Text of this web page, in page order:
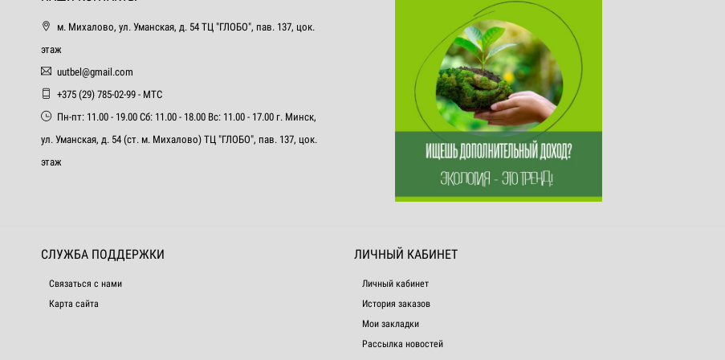
м. Михалово, ул. Уманская, д. 54 ТЦ "ГЛОБО", пав. 137, цок.
этаж
uutbel@gmail.com
+375 (29) 785-02-99 - МТС
Пн-пт: 11.00 - 19.00 Сб: 11.00 - 18.00 Вс: 11.00 - 17.00 г. Минск,
ул. Уманская, д. 54 (ст. м. Михалово) ТЦ "ГЛОБО", пав. 137, цок.
этаж
СЛУЖБА ПОДДЕРЖКИ
Связаться с нами
Карта сайта
ЛИЧНЫЙ КАБИНЕТ
Личный кабинет
История заказов
Мои закладки
Рассылка новостей